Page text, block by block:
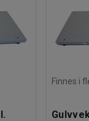
Finnes i